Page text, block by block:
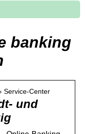
banking
Service-Center
und